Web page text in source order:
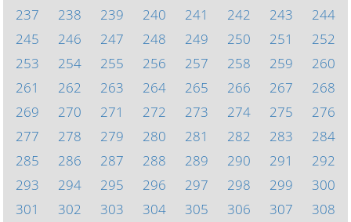
237
238 239 240 241 242 243
244
245
246 247 248 249 250 251
252
253
254 255 256 257 258 259
260
261
262 263 264 265 266 267
268
269
270 271 272 273 274 275
276
277
278 279 280 281 282 283
284
285
286 287 288 289 290 291
292
293
294 295 296 297 298 299
300
301
302 303 304 305 306 307
308